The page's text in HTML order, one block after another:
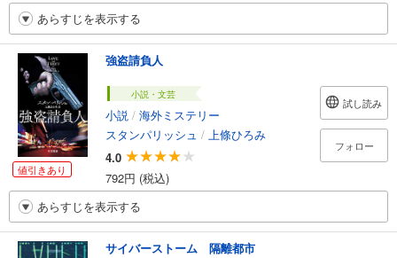
あらすじを表示する
値引きあり
強盗請負人
小説・文芸
小説 / 海外ミステリー
スタンパリッシュ / 上條ひろみ
4.0
792円 (税込)
試し読み
フォロー
あらすじを表示する
サイバーストーム 隔離都市